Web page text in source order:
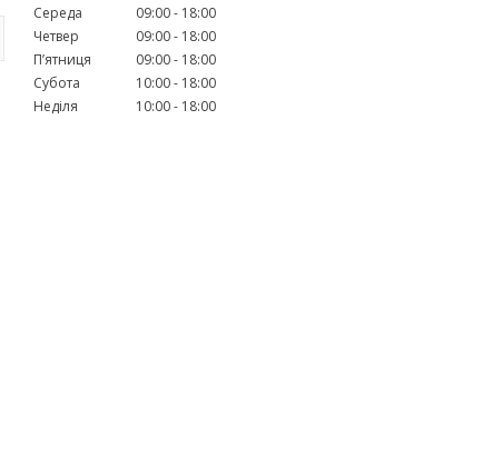
Середа
09:00
18:00
Четвер
09:00
18:00
Пʼятниця
09:00
18:00
Субота
10:00
18:00
Неділя
10:00 18:00